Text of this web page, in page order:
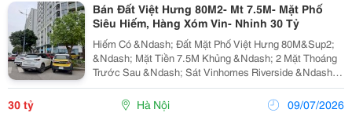
Bán Đất Việt Hưng 80M2- Mt 7.5M- Mặt Phố
Siêu Hiếm, Hàng Xóm Vin- Nhỉnh 30 Tỷ
Hiếm Có &Ndash; Đất Mặt Phố Việt Hưng 80M&Sup2;
&Ndash; Mặt Tiền 7.5M Khủng &Ndash; 2 Mặt Thoáng
Trước Sau &Ndash; Sát Vinhomes Riverside &Ndash;
Giá Nhỉnh 30 Tỷ Cơ Hội Độc Quyền Sở Hữu Mảnh Đất
Vàng Mặt Phố Tại Phường Việt Hưng, Quận Long Biên.
30 tỷ Hà Nội 09/07/2026